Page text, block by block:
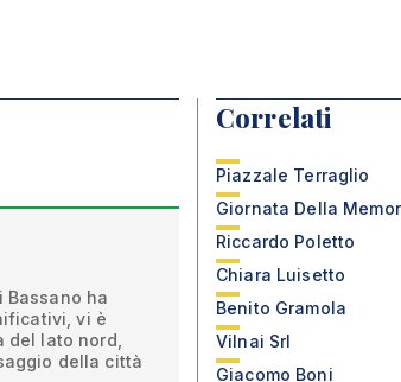
Bassano ha
vi è
del lato nord,
della città
Correlati
Piazzale Terraglio
Giornata Della
Riccardo Poletto
Chiara Luisetto
Benito Gramola
Vilnai Srl
Giacomo Boni